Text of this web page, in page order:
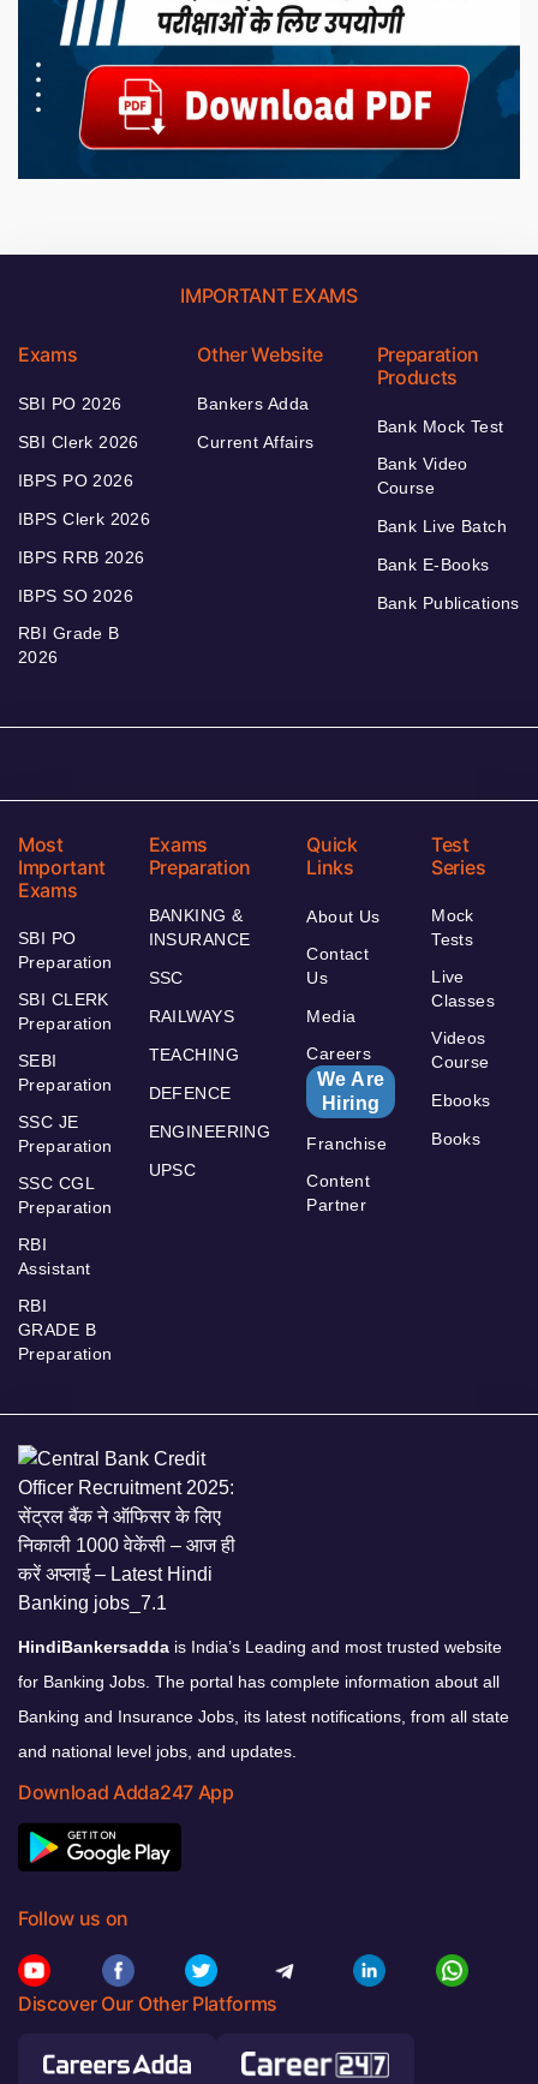
IMPORTANT EXAMS
Exams
SBI PO 2026
SBI Clerk 2026
IBPS PO 2026
IBPS Clerk 2026
IBPS RRB 2026
IBPS SO 2026
RBI Grade B
2026
Other Website
Bankers Adda
Current Affairs
Preparation
Products
Bank Mock Test
Bank Video
Course
Bank Live Batch
Bank E-Books
Bank Publications
Most
Important
Exams
SBI PO
Preparation
SBI CLERK
Preparation
SEBI
Preparation
SSC JE
Preparation
SSC CGL
Preparation
RBI
Assistant
RBI
GRADE B
Preparation
Exams
Preparation
BANKING &
INSURANCE
SSC
RAILWAYS
TEACHING
DEFENCE
ENGINEERING
UPSC
Quick
Links
About Us
Contact
Us
Media
Careers
We Are
Hiring
Franchise
Content
Partner
Test
Series
Mock
Tests
Live
Classes
Videos
Course
Ebooks
Books
HindiBankersadda is India’s Leading and most trusted website
for Banking Jobs. The portal has complete information about all
Banking and Insurance Jobs, its latest notifications, from all state
and national level jobs, and updates.
Download Adda247 App
Follow us on
Discover Our Other Platforms